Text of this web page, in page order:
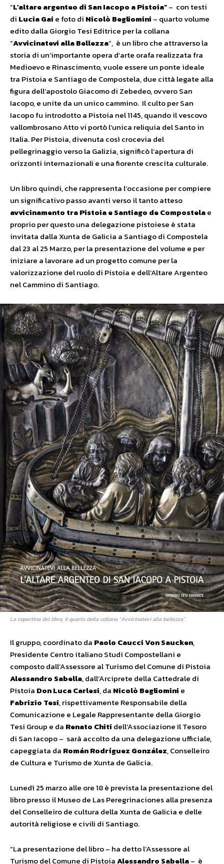
“L’altare argenteo di San Iacopo a Pistoia”– con testi
di Lucia Gai e foto di Nicolò Begliomini – quarto volume
edito dalla Giorgio Tesi Editrice per la collana
“Avvicinatevi alla Bellezza”, è un libro che attraverso la
storia di un’importante opera d’arte orafa realizzata fra
Medioevo e Rinascimento, vuole essere un ponte ideale
tra Pistoia e Santiago de Compostela, due città legate alla
figura dell’apostolo Giacomo di Zebedeo, ovvero San
Iacopo, e unite da un unico cammino. Il culto per San
Iacopo fu introdotto a Pistoia nel 1145, quando il vescovo
vallombrosano Atto vi portò l’unica reliquia del Santo in
Italia. Per Pistoia, divenuta così crocevia del
pellegrinaggio verso la Galizia, significò l’apertura di
orizzonti internazionali e una fiorente crescita culturale.
Un libro quindi, che rappresenta l’occasione per compiere
un significativo passo avanti verso il tanto atteso
avvicinamento tra Pistoia e Santiago de Compostelae
proprio per questo una delegazione pistoiese è stata
invitata dalla Xunta de Galicia a Santiago di Compostela
dal 23 al 25 Marzo, per la presentazione del volume e per
iniziare a lavorare ad un progetto comune per la
valorizzazione del ruolo di Pistoia e dell’Altare Argenteo
nel Cammino di Santiago.
La copertina del libro, il quarto della collana “Avvicinatevi alla bellezza”.
Il gruppo, coordinato da Paolo Caucci Von Saucken,
Presidente Centro italiano Studi Compostellani e
composto dall’Assessore al Turismo del Comune di Pistoia
Alessandro Sabella, dall’Arciprete della Cattedrale di
Pistoia Don Luca Carlesi, da Nicolò Begliomini e
Fabrizio Tesi, rispettivamente Responsabile della
Comunicazione e Legale Rappresentante della Giorgio
Tesi Group e da Renato Chiti dell’Associazione Il Tesoro
di San Iacopo – sarà accolto da una delegazione ufficiale,
capeggiata da Román Rodríguez González, Conselleiro
de Cultura e Turismo de Xunta de Galicia.
Lunedì 25 marzo alle ore 18 è prevista la presentazione del
libro presso il Museo de Las Peregrinaciones alla presenza
del Conselleiro de cultura della Xunta de Galicia e delle
autorità religiose e civili di Santiago.
“La presentazione del libro – ha detto l’Assessore al
Turismo del Comune di PistoiaAlessandro Sabella– è